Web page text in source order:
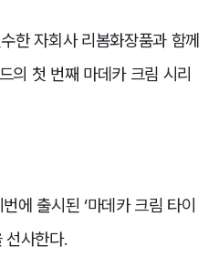
한 자회사 리봄화장품과 함께
의 첫 번째 마데카 크림 시리
에 출시된 ‘마데카 크림 타이
선사한다.